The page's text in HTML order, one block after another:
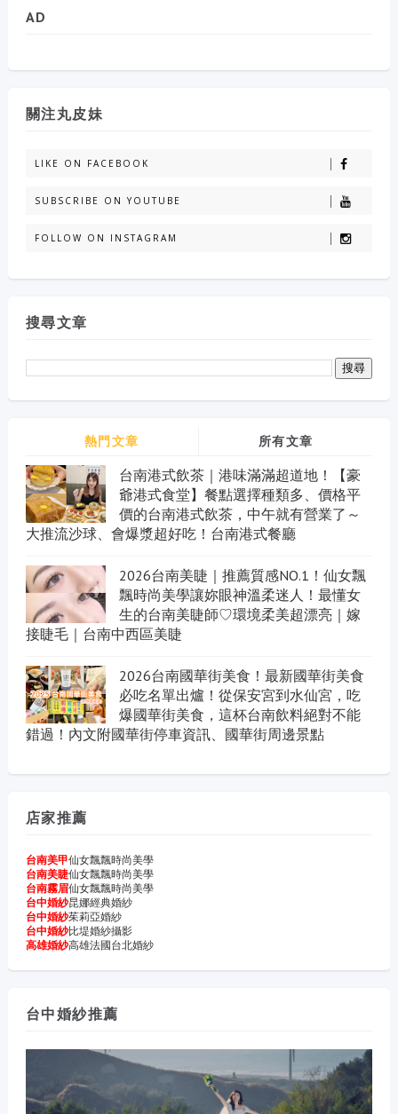
AD
關注丸皮妹
LIKE ON FACEBOOK
SUBSCRIBE ON YOUTUBE
FOLLOW ON INSTAGRAM
搜尋文章
熱門文章 所有文章
台南港式飲茶｜港味滿滿超道地！【豪
爺港式食堂】餐點選擇種類多、價格平
價的台南港式飲茶，中午就有營業了～
大推流沙球、會爆漿超好吃！台南港式餐廳
2026台南美睫｜推薦質感NO.1！仙女飄
飄時尚美學讓妳眼神溫柔迷人！最懂女
生的台南美睫師♡環境柔美超漂亮｜嫁
接睫毛｜台南中西區美睫
2026台南國華街美食！最新國華街美食
必吃名單出爐！從保安宮到水仙宮，吃
爆國華街美食，這杯台南飲料絕對不能
錯過！內文附國華街停車資訊、國華街周邊景點
店家推薦
台南美甲仙女飄飄時尚美學
台南美睫仙女飄飄時尚美學
台南霧眉仙女飄飄時尚美學
台中婚紗昆娜經典婚紗
台中婚紗茱莉亞婚紗
台中婚紗比堤婚紗攝影
高雄婚紗高雄法國台北婚紗
台中婚紗推薦